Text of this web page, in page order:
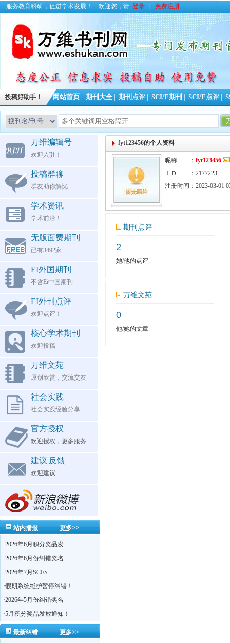
服务教育科研，促进学术发展！ 欢迎您，请 登录 免费注册
投稿好助手！ 网站首页 期刊大全 期刊点评 SCI/E期刊 SCI/E点评
万维编辑号
欢迎入驻！
投稿群聊
群友助你解忧
学术资讯
学术前沿！
无版面费期刊
已有3492家
EI外国期刊
不含Ei中国期刊
EI外刊点评
欢迎点评！
核心学术期刊
欢迎投稿
万维文苑
原创欣赏，交流交友
社会实践
社会实践经验分享
官方授权
欢迎授权，更多服务
建议|反馈
欢迎建议
更多>>
站内播报
·2026年6月积分奖品发
·2026年6月份纠错奖名
·2026年7月SCI/S
·假期系统维护暂停纠错！
·2026年5月份纠错奖名
·5月积分奖品发放通知！
更多>>
最新纠错
fyt123456的个人资料
昵称 ： fyt123456
ＩＤ ：2177223
注册时间：2023-03-01
期刊点评
2
她/他的点评
万维文苑
0
他/她的文章